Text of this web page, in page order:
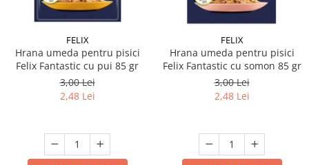
FELIX
Hrana umeda pentru pisici
Felix Fantastic cu pui 85 gr
3,00 Lei
2,48 Lei
FELIX
Hrana umeda pentru pisici
Felix Fantastic cu somon 85 gr
3,00 Lei
2,48 Lei